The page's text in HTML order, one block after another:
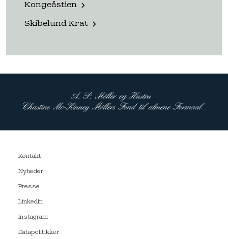
Kongeåstien
Skibelund Krat
Kontakt
Nyheder
Presse
LinkedIn
Instagram
Datapolitikker